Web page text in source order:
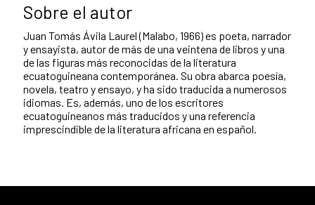
Sobre el autor
Juan Tomás Ávila Laurel (Malabo, 1966) es poeta, narrador
y ensayista, autor de más de una veintena de libros y una
de las figuras más reconocidas de la literatura
ecuatoguineana contemporánea. Su obra abarca poesía,
novela, teatro y ensayo, y ha sido traducida a numerosos
idiomas. Es, además, uno de los escritores
ecuatoguineanos más traducidos y una referencia
imprescindible de la literatura africana en español.